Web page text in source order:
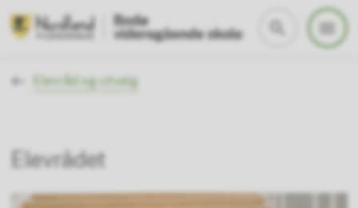
Du er her:Elevråd og utvalg
Elevrådet